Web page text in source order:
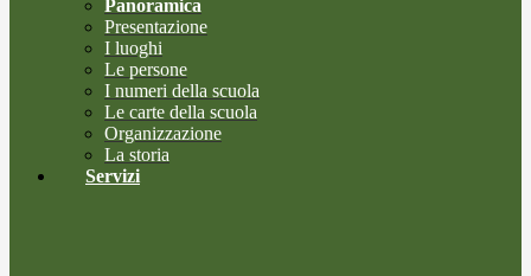
Panoramica
Presentazione
I luoghi
Le persone
I numeri della scuola
Le carte della scuola
Organizzazione
La storia
Servizi